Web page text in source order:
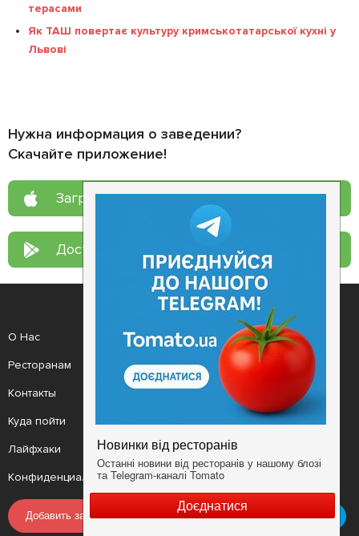
терасами
Як ТАШ повертає культуру кримськотатарської кухні у
Львові
Нужна информация о заведении?
Скачайте приложение!
Загрузите в App Store
Доступно в Google Play
О Нас
Ресторанам
Контакты
Куда пойти
Лайфхаки
Конфиденциальность
Рецепт дня
Новости
Анонсы
Мобильное приложение
Условия
Добавить заведение